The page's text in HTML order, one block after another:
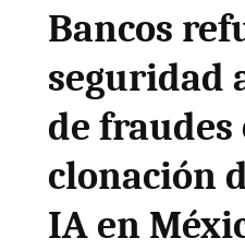
Bancos
seguridad
de fraudes
clonación
IA en